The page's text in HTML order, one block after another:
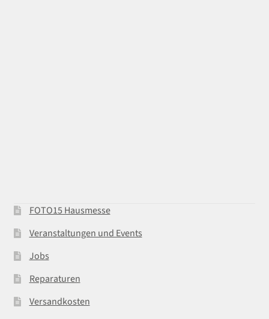
FOTO15 Hausmesse
Veranstaltungen und Events
Jobs
Reparaturen
Versandkosten